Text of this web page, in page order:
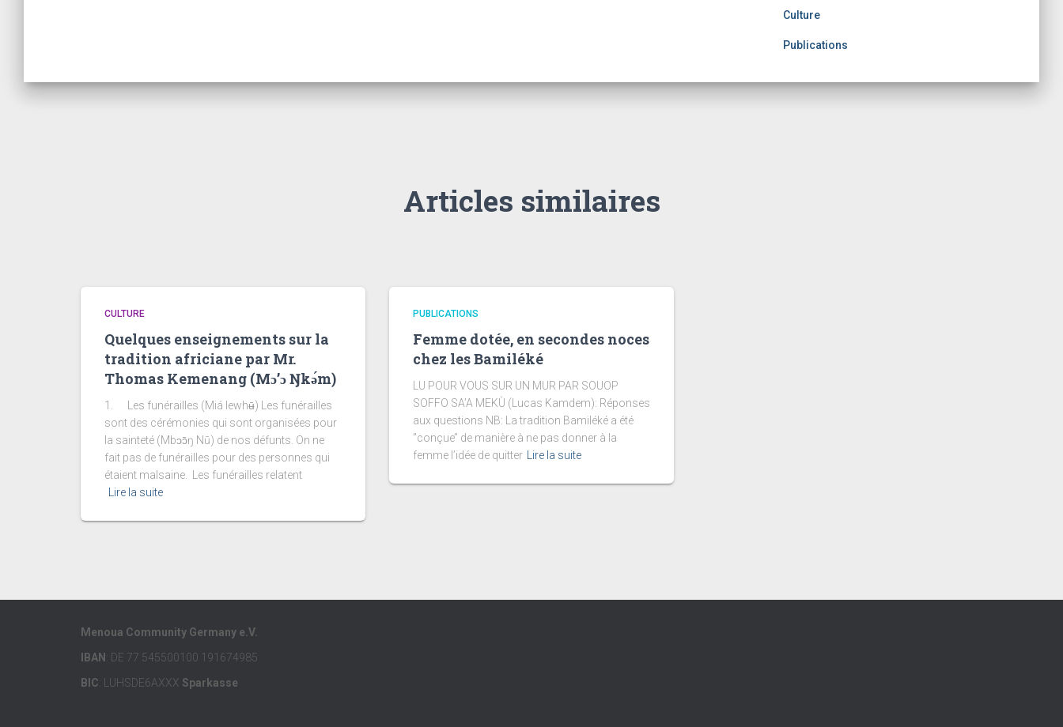
Culture
Publications
Articles similaires
CULTURE
Quelques enseignements sur la
tradition africiane par Mr.
Thomas Kemenang (Mɔ’ɔ Ŋkǝ́m)
1. Les funérailles (Miá lewhʉ̄) Les funérailles
sont des cérémonies qui sont organisées pour
la sainteté (Mbɔɔ̄ŋ Nū) de nos défunts. On ne
fait pas de funérailles pour des personnes qui
étaient malsaine. Les funérailles relatent
Lire la suite
PUBLICATIONS
Femme dotée, en secondes noces
chez les Bamiléké
LU POUR VOUS SUR UN MUR PAR SOUOP
SOFFO SA’A MEKÙ (Lucas Kamdem): Réponses
aux questions NB: La tradition Bamiléké a été
‘’conçue’’ de manière à ne pas donner à la
femme l’idée de quitter
Lire la suite
Menoua Community Germany e.V.
IBAN : DE 77 545500100 191674985
BIC: LUHSDE6AXXX Sparkasse